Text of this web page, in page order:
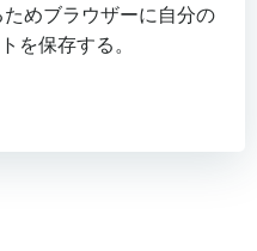
めブラウザーに自分の
を保存する。